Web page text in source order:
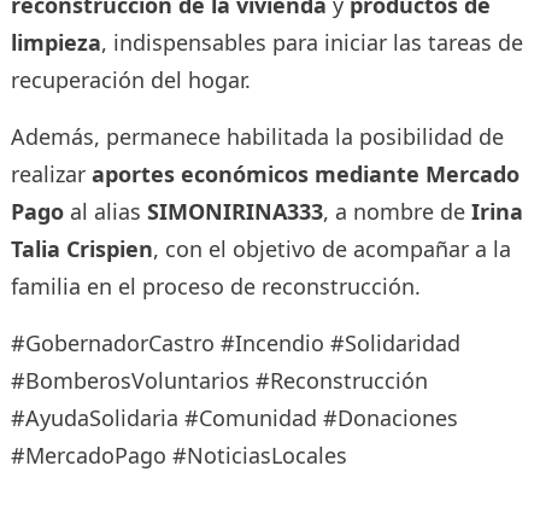
limpieza, indispensables para iniciar las tareas de
recuperación del hogar.
Además, permanece habilitada la posibilidad de
realizar aportes económicos mediante Mercado
Pagoal alias SIMONIRINA333, a nombre de Irina
Talia Crispien, con el objetivo de acompañar a la
familia en el proceso de reconstrucción.
#GobernadorCastro #Incendio #Solidaridad
#BomberosVoluntarios #Reconstrucción
#AyudaSolidaria #Comunidad #Donaciones
#MercadoPago #NoticiasLocales